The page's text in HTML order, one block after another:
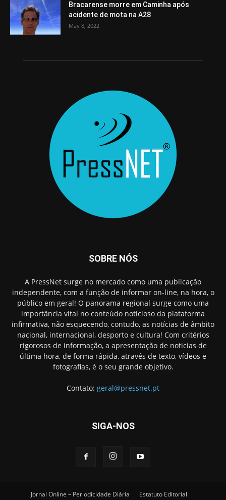
Bracarense morre em Caminha após
acidente de mota na A28
May 8, 2022
SOBRE NÓS
A PressNet surge no mercado como uma publicação
independente, com a função de informar on-line, na hora, o
público em geral! O panorama regional surge como uma
importância vital no conteúdo noticioso da plataforma
infirmativa, não esquecendo, contudo, as notícias de âmbito
nacional, internacional, desporto e cultura! Com critérios
rigorosos de informação, a apresentação de noticias de
última hora, de forma rápida, através de texto, vídeos e
fotografias, é o seu grande objetivo.
Contato: geral@pressnet.pt
SIGA-NOS
Jornal Online – Periodicidade Diária Estatuto Editorial